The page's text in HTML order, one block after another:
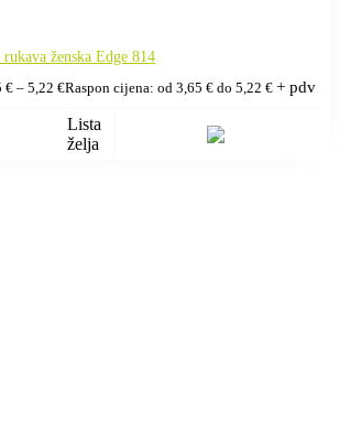
ženska Edge 814
€ – 5,22 €Raspon cijena: od 3,65 € do 5,22 € + pdv
Lista
želja